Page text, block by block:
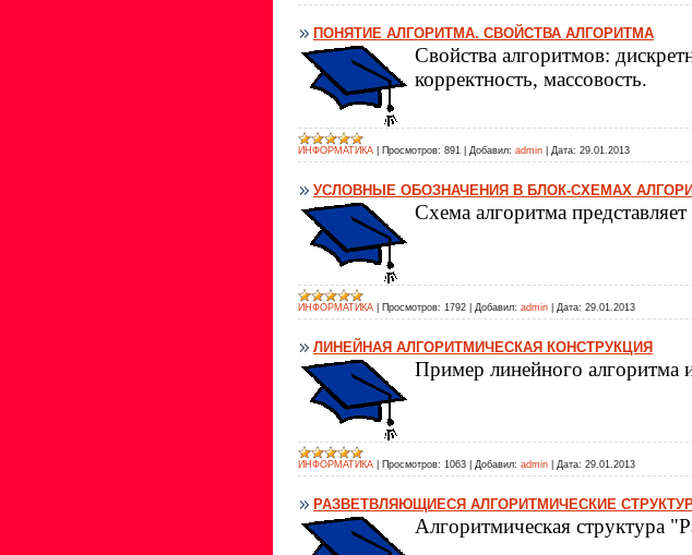
ПОНЯТИЕ АЛГОРИТМА. СВОЙСТВА АЛГОРИТМА
Свойства алгоритмов:
корректность, массовость.
ИНФОРМАТИКА Просмотров: 891 Добавил: admin Дата: 29.01.2013
УСЛОВНЫЕ ОБОЗНАЧЕНИЯ В БЛОК-СХЕМАХ
Схема алгоритма
ИНФОРМАТИКА Просмотров: 1792 Добавил: admin Дата: 29.01.2013
ЛИНЕЙНАЯ АЛГОРИТМИЧЕСКАЯ КОНСТРУКЦИЯ
Пример линейного алгоритма
ИНФОРМАТИКА Просмотров: 1063 Добавил: admin Дата: 29.01.2013
РАЗВЕТВЛЯЮЩИЕСЯ АЛГОРИТМИЧЕСКИЕ
Алгоритмическая структура